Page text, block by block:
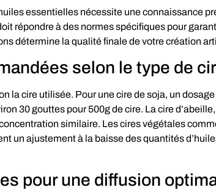
essentielles nécessite une connaissance
répondre à des normes spécifiques pour
détermine la qualité finale de votre création
selon le type de
la cire utilisée. Pour une cire de soja, un
30 gouttes pour 500g de cire. La cire
similaire. Les cires végétales
un ajustement à la baisse des quantités
pour une diffusion